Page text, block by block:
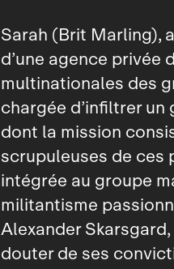
Sarah (Brit Marling),
d’une agence
multinationales des
chargée d’infiltrer un
dont la mission
scrupuleuses de ces
intégrée au groupe
militantisme
Alexander Skarsgard,
douter de ses